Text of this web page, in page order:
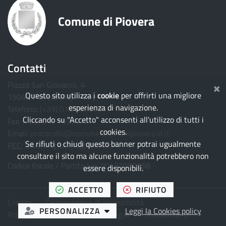
Questo sito utilizza i cookieper offrirti una migliore
esperienza di navigazione.
Cliccando su "Accetto" acconsenti all'utilizzo di tutti i
cookies.
Se rifiuti o chiudi questo banner potrai ugualmente
consultare il sito ma alcune funzionalità potrebbero non
essere disponibili.
ACCETTO TUTTI I COOKIES
RIFIUTO
PERSONALIZZA LA SCELTALeggi la Cookies policy
×
Comune di Piovera
Contatti
15040 Piovera (AL) - Italy
(+39) 0131.698121
(+39) 0131.698070
protocollo@comune.alluvionipiovera.al.it
alluvionipiovera@pcert.it
Codice fiscale / Partita Iva: 00431990068
Credits
Dichiarazione di accessibilità
Privacy e Cookies
(hai rifiutato i cookies)
Note legali Statistiche(Apre il link